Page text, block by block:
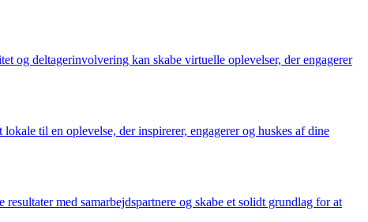
og deltagerinvolvering kan skabe virtuelle oplevelser, der engagerer
til en oplevelse, der inspirerer, engagerer og huskes af dine
med samarbejdspartnere og skabe et solidt grundlag for at